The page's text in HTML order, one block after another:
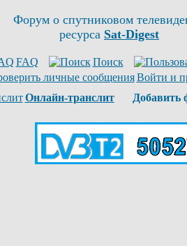
Форум о спутниковом
ресурса Sat-Digest
FAQ Поиск
Войти и
Онлайн-транслит
Добавить